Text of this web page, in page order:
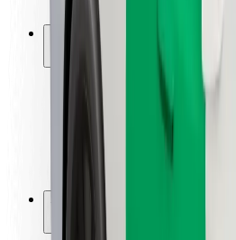
Biztonsági részleg
Városok
Lokációk
Városi megoldások
Repülőtér
Bolt töltőállomások